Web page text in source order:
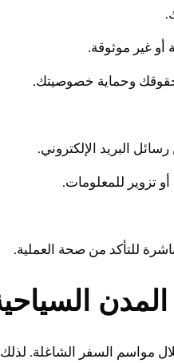
مواسم السفر الشاغلة.